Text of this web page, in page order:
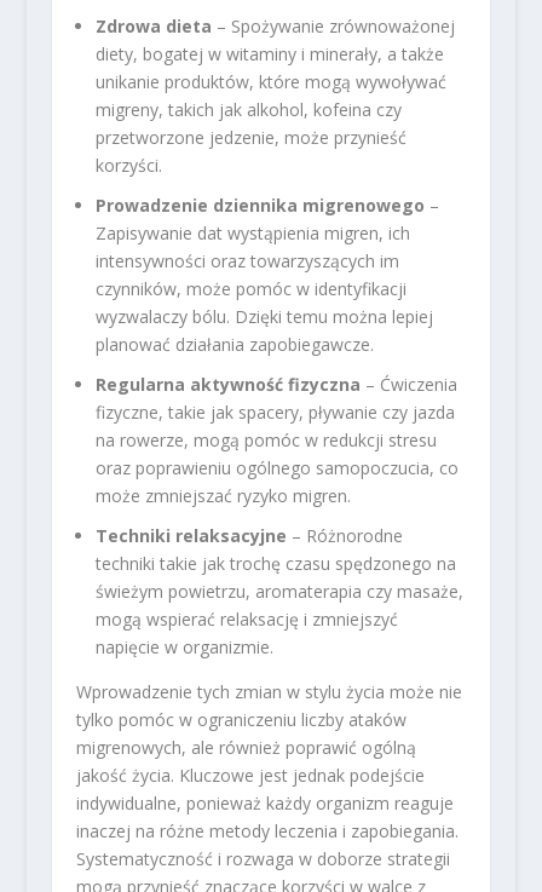
Zdrowa dieta – Spożywanie zrównoważonej
diety, bogatej w witaminy i minerały, a także
unikanie produktów, które mogą wywoływać
migreny, takich jak alkohol, kofeina czy
przetworzone jedzenie, może przynieść
korzyści.
Prowadzenie dziennika migrenowego –
Zapisywanie dat wystąpienia migren, ich
intensywności oraz towarzyszących im
czynników, może pomóc w identyfikacji
wyzwalaczy bólu. Dzięki temu można lepiej
planować działania zapobiegawcze.
Regularna aktywność fizyczna – Ćwiczenia
fizyczne, takie jak spacery, pływanie czy jazda
na rowerze, mogą pomóc w redukcji stresu
oraz poprawieniu ogólnego samopoczucia, co
może zmniejszać ryzyko migren.
Techniki relaksacyjne – Różnorodne
techniki takie jak trochę czasu spędzonego na
świeżym powietrzu, aromaterapia czy masaże,
mogą wspierać relaksację i zmniejszyć
napięcie w organizmie.
Wprowadzenie tych zmian w stylu życia może nie
tylko pomóc w ograniczeniu liczby ataków
migrenowych, ale również poprawić ogólną
jakość życia. Kluczowe jest jednak podejście
indywidualne, ponieważ każdy organizm reaguje
inaczej na różne metody leczenia i zapobiegania.
Systematyczność i rozwaga w doborze strategii
mogą przynieść znaczące korzyści w walce z